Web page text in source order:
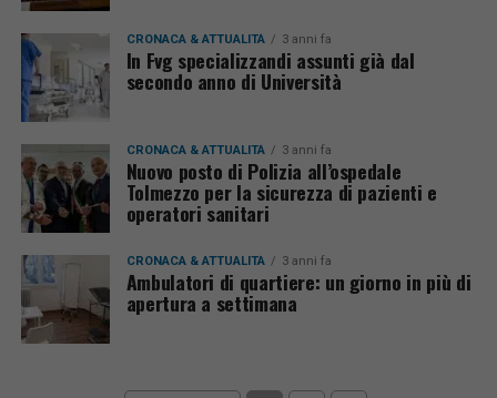
CRONACA & ATTUALITÀ 3 anni fa
In Fvg specializzandi assunti già dal
secondo anno di Università
CRONACA & ATTUALITÀ 3 anni fa
Nuovo posto di Polizia all’ospedale
Tolmezzo per la sicurezza di pazienti e
operatori sanitari
CRONACA & ATTUALITÀ 3 anni fa
Ambulatori di quartiere: un giorno in più di
apertura a settimana